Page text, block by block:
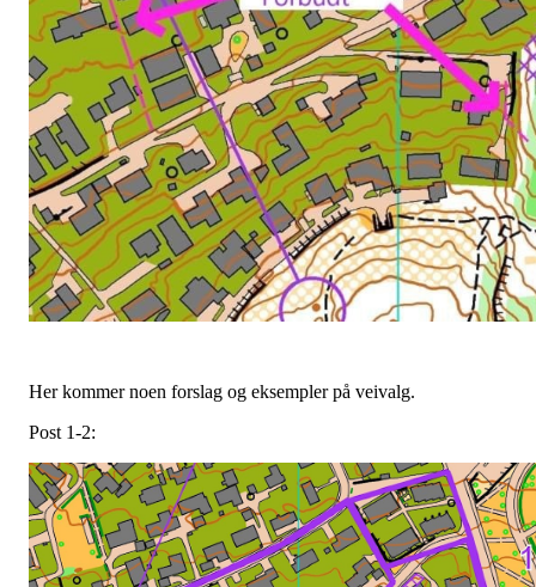
Her kommer noen forslag og eksempler på veivalg.
Post 1-2: